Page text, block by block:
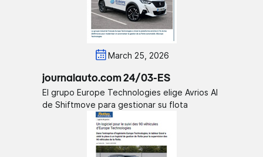
March 25, 2026
journalauto.com 24/03-ES
El grupo Europe Technologies elige Avrios AI
de Shiftmove para gestionar su flota